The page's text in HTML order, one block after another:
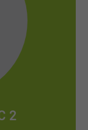
2